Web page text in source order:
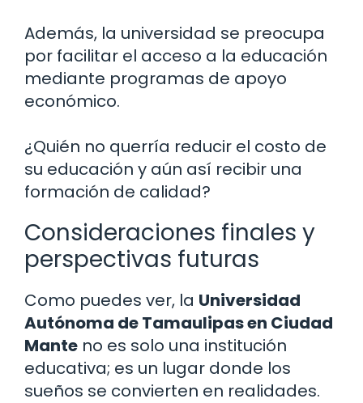
Además, la universidad se preocupa
por facilitar el acceso a la educación
mediante programas de apoyo
económico.
¿Quién no querría reducir el costo de
su educación y aún así recibir una
formación de calidad?
Consideraciones finales y
perspectivas futuras
Como puedes ver, la Universidad
Autónoma de Tamaulipas en Ciudad
Mante no es solo una institución
educativa; es un lugar donde los
sueños se convierten en realidades.